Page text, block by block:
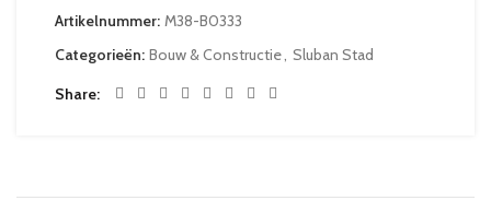
Artikelnummer: M38-B0333
Categorieën: Bouw & Constructie Sluban Stad
Share